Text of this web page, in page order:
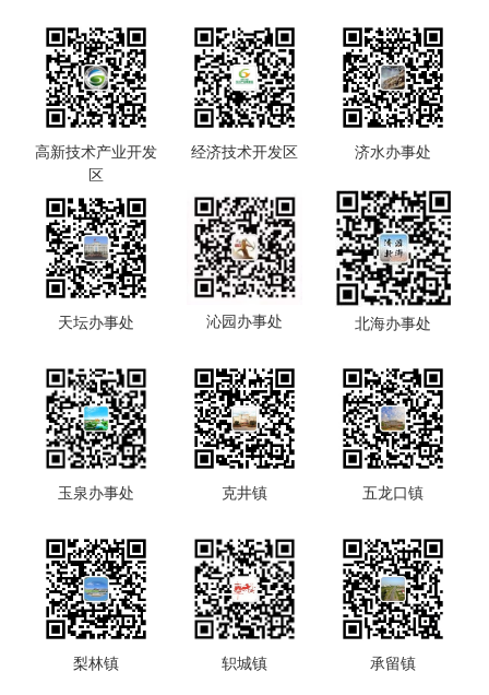
高新技术产业开发
区
经济技术开发区 济水办事处
天坛办事处 沁园办事处 北海办事处
玉泉办事处 克井镇 五龙口镇
梨林镇 轵城镇 承留镇